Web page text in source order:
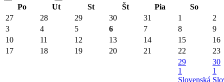
Po
Ut St Št Pia
So
27
28 29 30 31 1
2
3
4 5 6 7 8
9
10
11 12 13 14 15
16
17
18 19 20 21 22 23
29
1
Slovenská
30
1